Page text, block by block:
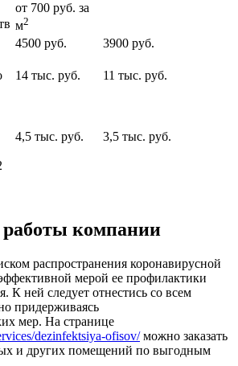
от 700 руб. за
м2
4500 руб.
3900 руб.
14 тыс. руб. 11 тыс. руб.
4,5 тыс. руб. 3,5 тыс. руб.
работы компании
распространения коронавирусной
мерой ее профилактики
К ней следует отнестись со всем
придерживаясь
мер. На странице
dezinfektsiya-ofisov/можно заказать
и других помещений по выгодным